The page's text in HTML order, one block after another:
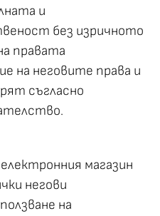
и
без изричното
правата
на неговите права и
съгласно
магазин
негови
на